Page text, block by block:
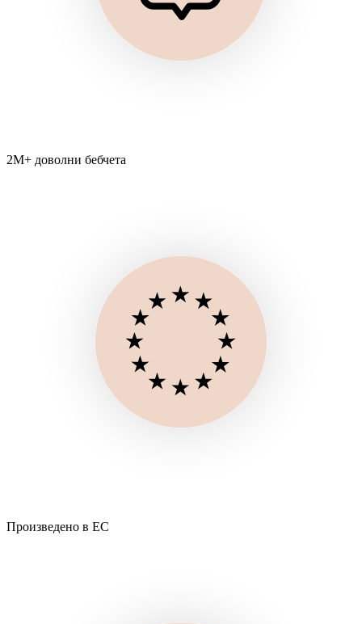
2M+ доволни бебчета
Произведено в ЕС